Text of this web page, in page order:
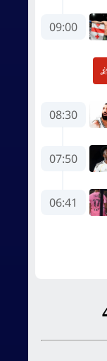
09:00
08:30
07:50
06:41